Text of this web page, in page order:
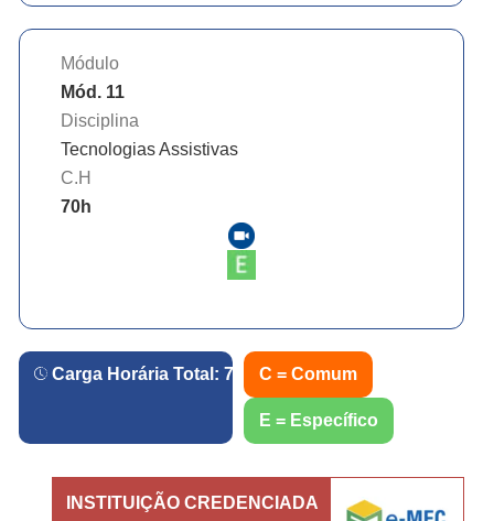
Módulo
Mód. 11
Disciplina
Tecnologias Assistivas
C.H
70h
Carga Horária Total: 720 h.
C = Comum
E = Específico
INSTITUIÇÃO CREDENCIADA